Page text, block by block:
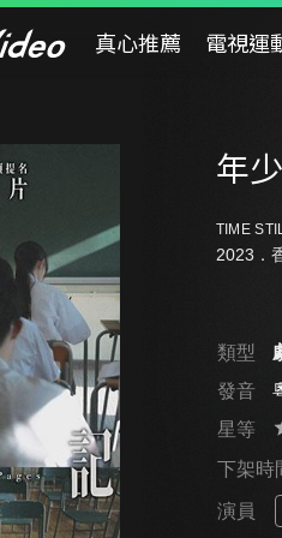
真心推薦 電視運
年
TIME
2023．
類型
發音
星等
下架時
演員